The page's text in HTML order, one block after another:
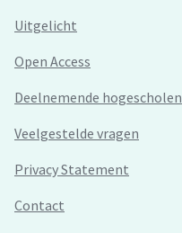
Uitgelicht
Open Access
Deelnemende hogescholen
Veelgestelde vragen
Privacy Statement
Contact